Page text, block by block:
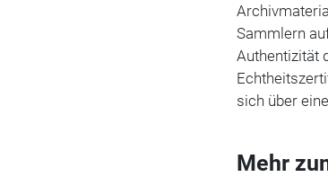
Sammlern
Authentizität
sich über
Mehr